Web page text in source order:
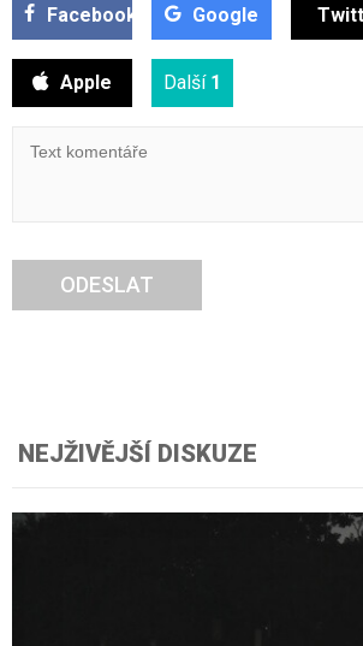
Facebook Google
Apple Další 1
ODESLAT
NEJŽIVĚJŠÍ DISKUZE